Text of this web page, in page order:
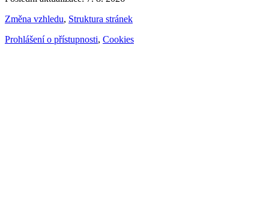
Změna vzhledu, Struktura stránek
Prohlášení o přístupnosti, Cookies